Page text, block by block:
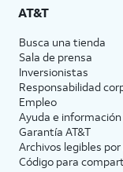
AT&T
Busca una tienda
Sala de prensa
Inversionistas
Responsabilidad
Empleo
Ayuda e información
Garantía AT&T
Archivos legibles
Código para